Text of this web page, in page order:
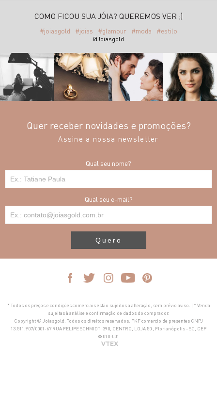
COMO FICOU SUA JÓIA? QUEREMOS VER ;)
#joiasgold #joias #glamour #moda #estilo
@Joiasgold
Quer receber novidades e promoções?
Assine a nossa newsletter
Qual seu nome?
Qual seu e-mail?
Quero
* Todos os preços e condições comerciais estão sujeitos a alteração, sem prévio aviso. | * Venda
sujeitas à análise e confirmação de dados do comprador.
Copyright © Joiasgold. Todos os direitos reservados. FKF comercio de presentes CNPJ
13.511.907/0001-67 RUA FELIPE SCHMIDT, 390, CENTRO, LOJA 50 , Florianópolis - SC, CEP
88010-001
VTEX